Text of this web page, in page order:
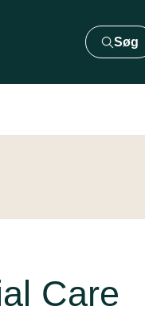
Søg
Care